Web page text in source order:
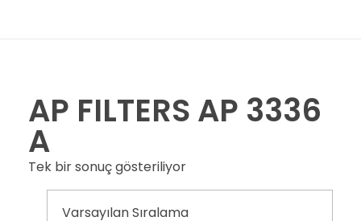
AP FILTERS AP 3336
A
Tek bir sonuç gösteriliyor